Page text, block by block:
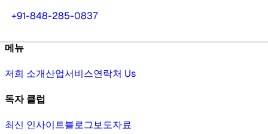
+91-848-285-0837
메뉴
저희 소개산업서비스연락처 Us
독자 클럽
최신 인사이트블로그보도자료